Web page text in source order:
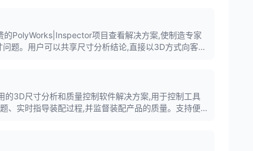
PolyWorks|Inspector项目查看解决方案,使制造专家
题。用户可以共享尺寸分析结论,直接以3D方式向客
3D尺寸分析和质量控制软件解决方案,用于控制工具
、实时指导装配过程,并监督装配产品的质量。支持便